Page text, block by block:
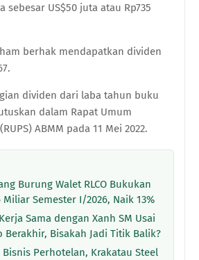
sebesar US$50 juta atau Rp735
berhak mendapatkan dividen
dividen dari laba tahun buku
dalam Rapat Umum
ABMM pada 11 Mei 2022.
Burung Walet RLCO Bukukan
Miliar Semester I/2026, Naik 13%
Sama dengan Xanh SM Usai
Berakhir, Bisakah Jadi Titik Balik?
Perhotelan, Krakatau Steel